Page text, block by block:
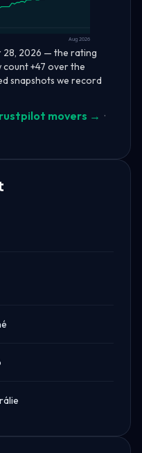
Aug 2026
28, 2026 — the rating
+47 over the
snapshots we record
movers → ·